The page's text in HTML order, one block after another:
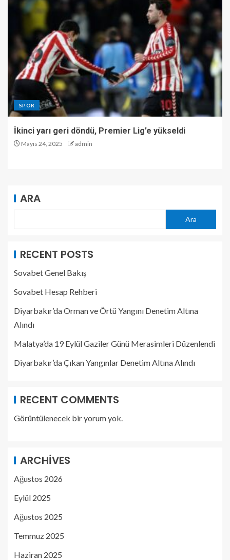
SPOR
İkinci yarı geri döndü, Premier Lig’e yükseldi
Mayıs 24, 2025 admin
ARA
Ara
RECENT POSTS
Sovabet Genel Bakış
Sovabet Hesap Rehberi
Diyarbakır’da Orman ve Örtü Yangını Denetim Altına
Alındı
Malatya’da 19 Eylül Gaziler Günü Merasimleri Düzenlendi
Diyarbakır’da Çıkan Yangınlar Denetim Altına Alındı
RECENT COMMENTS
Görüntülenecek bir yorum yok.
ARCHIVES
Ağustos 2026
Eylül 2025
Ağustos 2025
Temmuz 2025
Haziran 2025